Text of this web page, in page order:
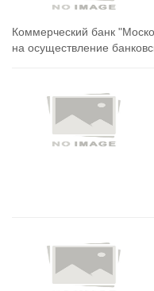
Коммерческий банк
на осуществление